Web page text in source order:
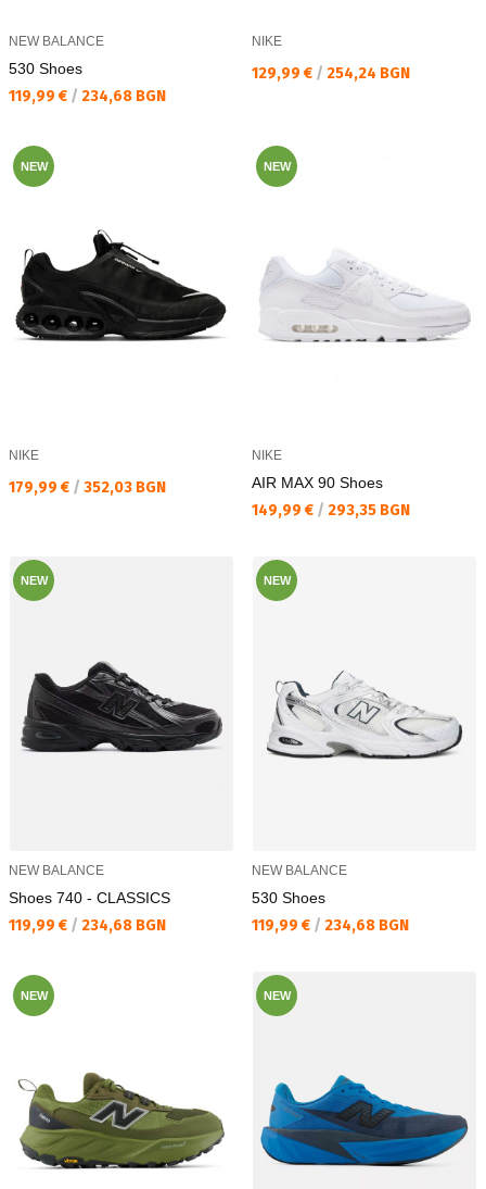
NEW BALANCE
530 Shoes
Текуща цена:
119,99 € / 234,68 BGN
NIKE
Текуща цена:
129,99 € / 254,24 BGN
NEW
NIKE
Текуща цена:
179,99 € / 352,03 BGN
NEW
NIKE
AIR MAX 90 Shoes
Текуща цена:
149,99 € / 293,35 BGN
NEW
NEW BALANCE
Shoes 740 - CLASSICS
Текуща цена:
119,99 € / 234,68 BGN
NEW
NEW BALANCE
530 Shoes
Текуща цена:
119,99 € / 234,68 BGN
NEW NEW